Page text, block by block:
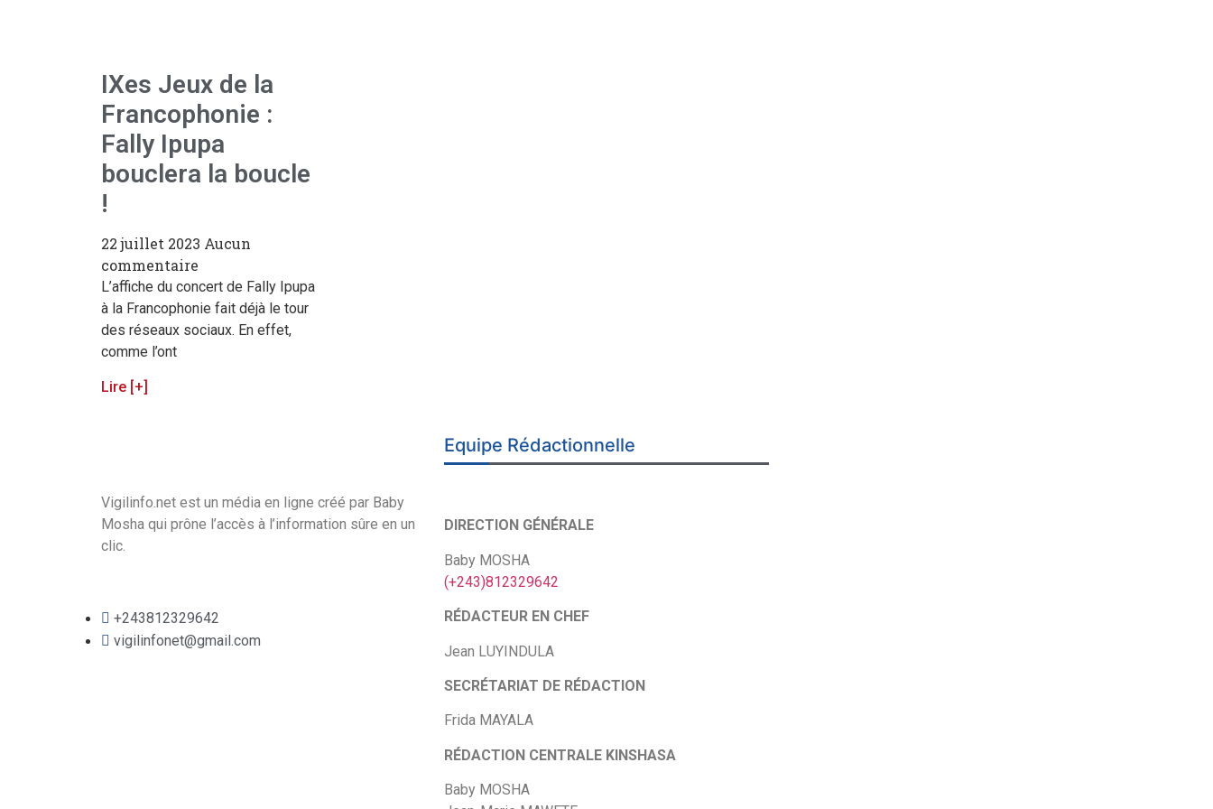
IXes Jeux de la
Francophonie :
Fally Ipupa
bouclera la boucle
!
22 juillet 2023 Aucun
commentaire
L’affiche du concert de Fally Ipupa
à la Francophonie fait déjà le tour
des réseaux sociaux. En effet,
comme l’ont
Lire [+]
Vigilinfo.net est un média en ligne créé par Baby
Mosha qui prône l’accès à l’information sûre en un
clic.
+243812329642
vigilinfonet@gmail.com
Equipe Rédactionnelle
DIRECTION GÉNÉRALE
Baby MOSHA
(+243)812329642
RÉDACTEUR EN CHEF
Jean LUYINDULA
SECRÉTARIAT DE RÉDACTION
Frida MAYALA
RÉDACTION CENTRALE KINSHASA
Baby MOSHA